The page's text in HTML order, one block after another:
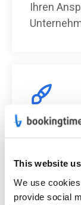
This website
We use
provide social
Ihren
der Hand.